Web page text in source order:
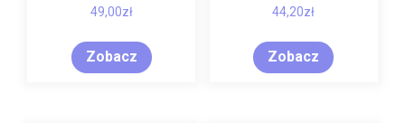
49,00zł
Zobacz
44,20zł
Zobacz